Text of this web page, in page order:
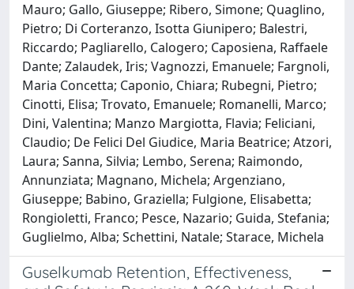
Mauro; Gallo, Giuseppe; Ribero, Simone; Quaglino,
Pietro; Di Corteranzo, Isotta Giunipero; Balestri,
Riccardo; Pagliarello, Calogero; Caposiena, Raffaele
Dante; Zalaudek, Iris; Vagnozzi, Emanuele; Fargnoli,
Maria Concetta; Caponio, Chiara; Rubegni, Pietro;
Cinotti, Elisa; Trovato, Emanuele; Romanelli, Marco;
Dini, Valentina; Manzo Margiotta, Flavia; Feliciani,
Claudio; De Felici Del Giudice, Maria Beatrice; Atzori,
Laura; Sanna, Silvia; Lembo, Serena; Raimondo,
Annunziata; Magnano, Michela; Argenziano,
Giuseppe; Babino, Graziella; Fulgione, Elisabetta;
Rongioletti, Franco; Pesce, Nazario; Guida, Stefania;
Guglielmo, Alba; Schettini, Natale; Starace, Michela
Guselkumab Retention, Effectiveness,